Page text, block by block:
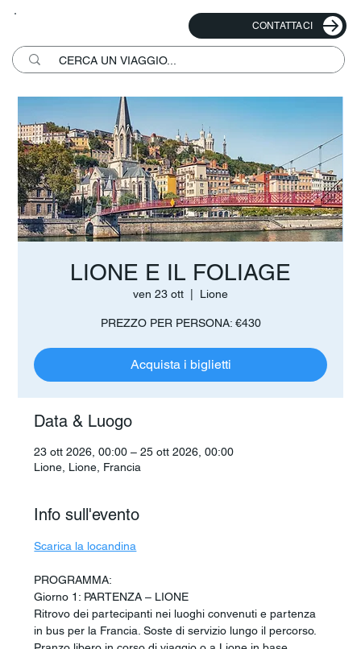
CONTATTACI
LIONE E IL FOLIAGE
ven 23 ott Lione
PREZZO PER PERSONA: €430
Acquista i biglietti
Data & Luogo
23 ott 2026, 00:00 – 25 ott 2026, 00:00
Lione, Lione, Francia
Info sull'evento
Scarica la locandina
PROGRAMMA:
Giorno 1: PARTENZA – LIONE
Ritrovo dei partecipanti nei luoghi convenuti e partenza
in bus per la Francia. Soste di servizio lungo il percorso.